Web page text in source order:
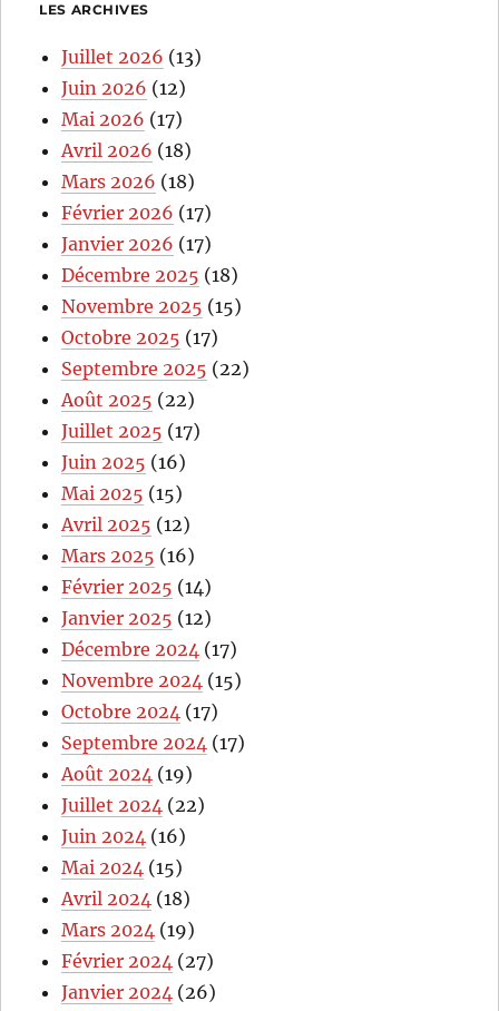
LES ARCHIVES
Juillet 2026 (13)
Juin 2026 (12)
Mai 2026 (17)
Avril 2026 (18)
Mars 2026 (18)
Février 2026 (17)
Janvier 2026 (17)
Décembre 2025 (18)
Novembre 2025 (15)
Octobre 2025 (17)
Septembre 2025 (22)
Août 2025 (22)
Juillet 2025 (17)
Juin 2025 (16)
Mai 2025 (15)
Avril 2025 (12)
Mars 2025 (16)
Février 2025 (14)
Janvier 2025 (12)
Décembre 2024 (17)
Novembre 2024 (15)
Octobre 2024 (17)
Septembre 2024 (17)
Août 2024 (19)
Juillet 2024 (22)
Juin 2024 (16)
Mai 2024 (15)
Avril 2024 (18)
Mars 2024 (19)
Février 2024 (27)
Janvier 2024 (26)